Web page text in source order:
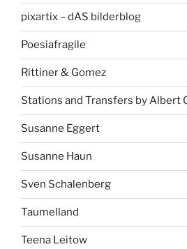
pixartix – dAS bilderblog
Poesiafragile
Rittiner & Gomez
Stations and Transfers by Albert
Susanne Eggert
Susanne Haun
Sven Schalenberg
Taumelland
Teena Leitow